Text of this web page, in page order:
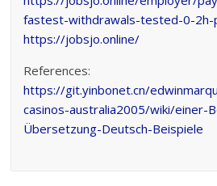
fastest-withdrawals-tested-0-2h-
https://jobsjo.online/
References:
https://git.yinbonet.cn/
casinos-australia2005/wiki/einer-
Übersetzung-Deutsch-Beispiele